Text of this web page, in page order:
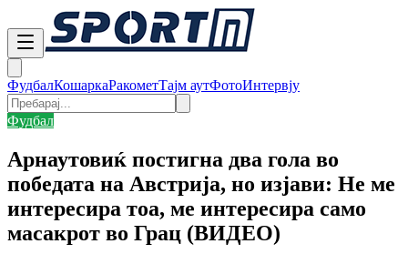
ФудбалКошаркаРакометТајм аутФотоИнтервју
Фудбал
Арнаутовиќ постигна два гола во
победата на Австрија, но изјави: Не ме
интересира тоа, ме интересира само
масакрот во Грац (ВИДЕО)